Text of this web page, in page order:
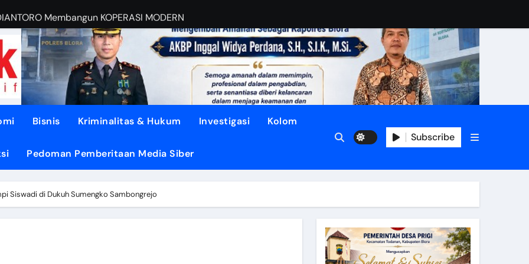
Membangun KOPERASI MODERN
RUANG Publik
di TUNJUNGAN ke Provinsi
dari Oligarki
TEGASKAN BATAS
DISIPLIN dan NURANI
Gotong Royong Menjadi Energi Perubahan
Bisnis Kriminalitas & Hukum Investigasi Kolom
Pedoman Pemberitaan Media Siber
Subscribe
Siswadi di Dukuh Sumengko Sambongrejo